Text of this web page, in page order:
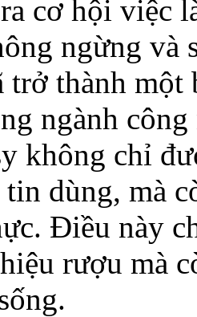
cơ hội việc
ngừng và
trở thành
ngành
không chỉ
dùng, mà
Điều này
rượu mà